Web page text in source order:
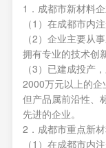
1．成都市新材料
（1）在成都市内
（2）企业主要从
拥有专业的技术创
（3）已建成投产
2000万元以上的企
但产品属前沿性、
先进的企业。
2．成都市重点新
（1）在成都市内